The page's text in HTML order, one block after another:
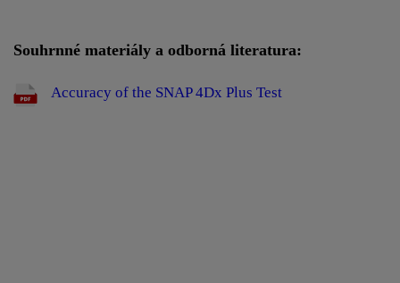
Souhrnné materiály a odborná literatura:
​ Accuracy of the SNAP 4Dx Plus Test ​